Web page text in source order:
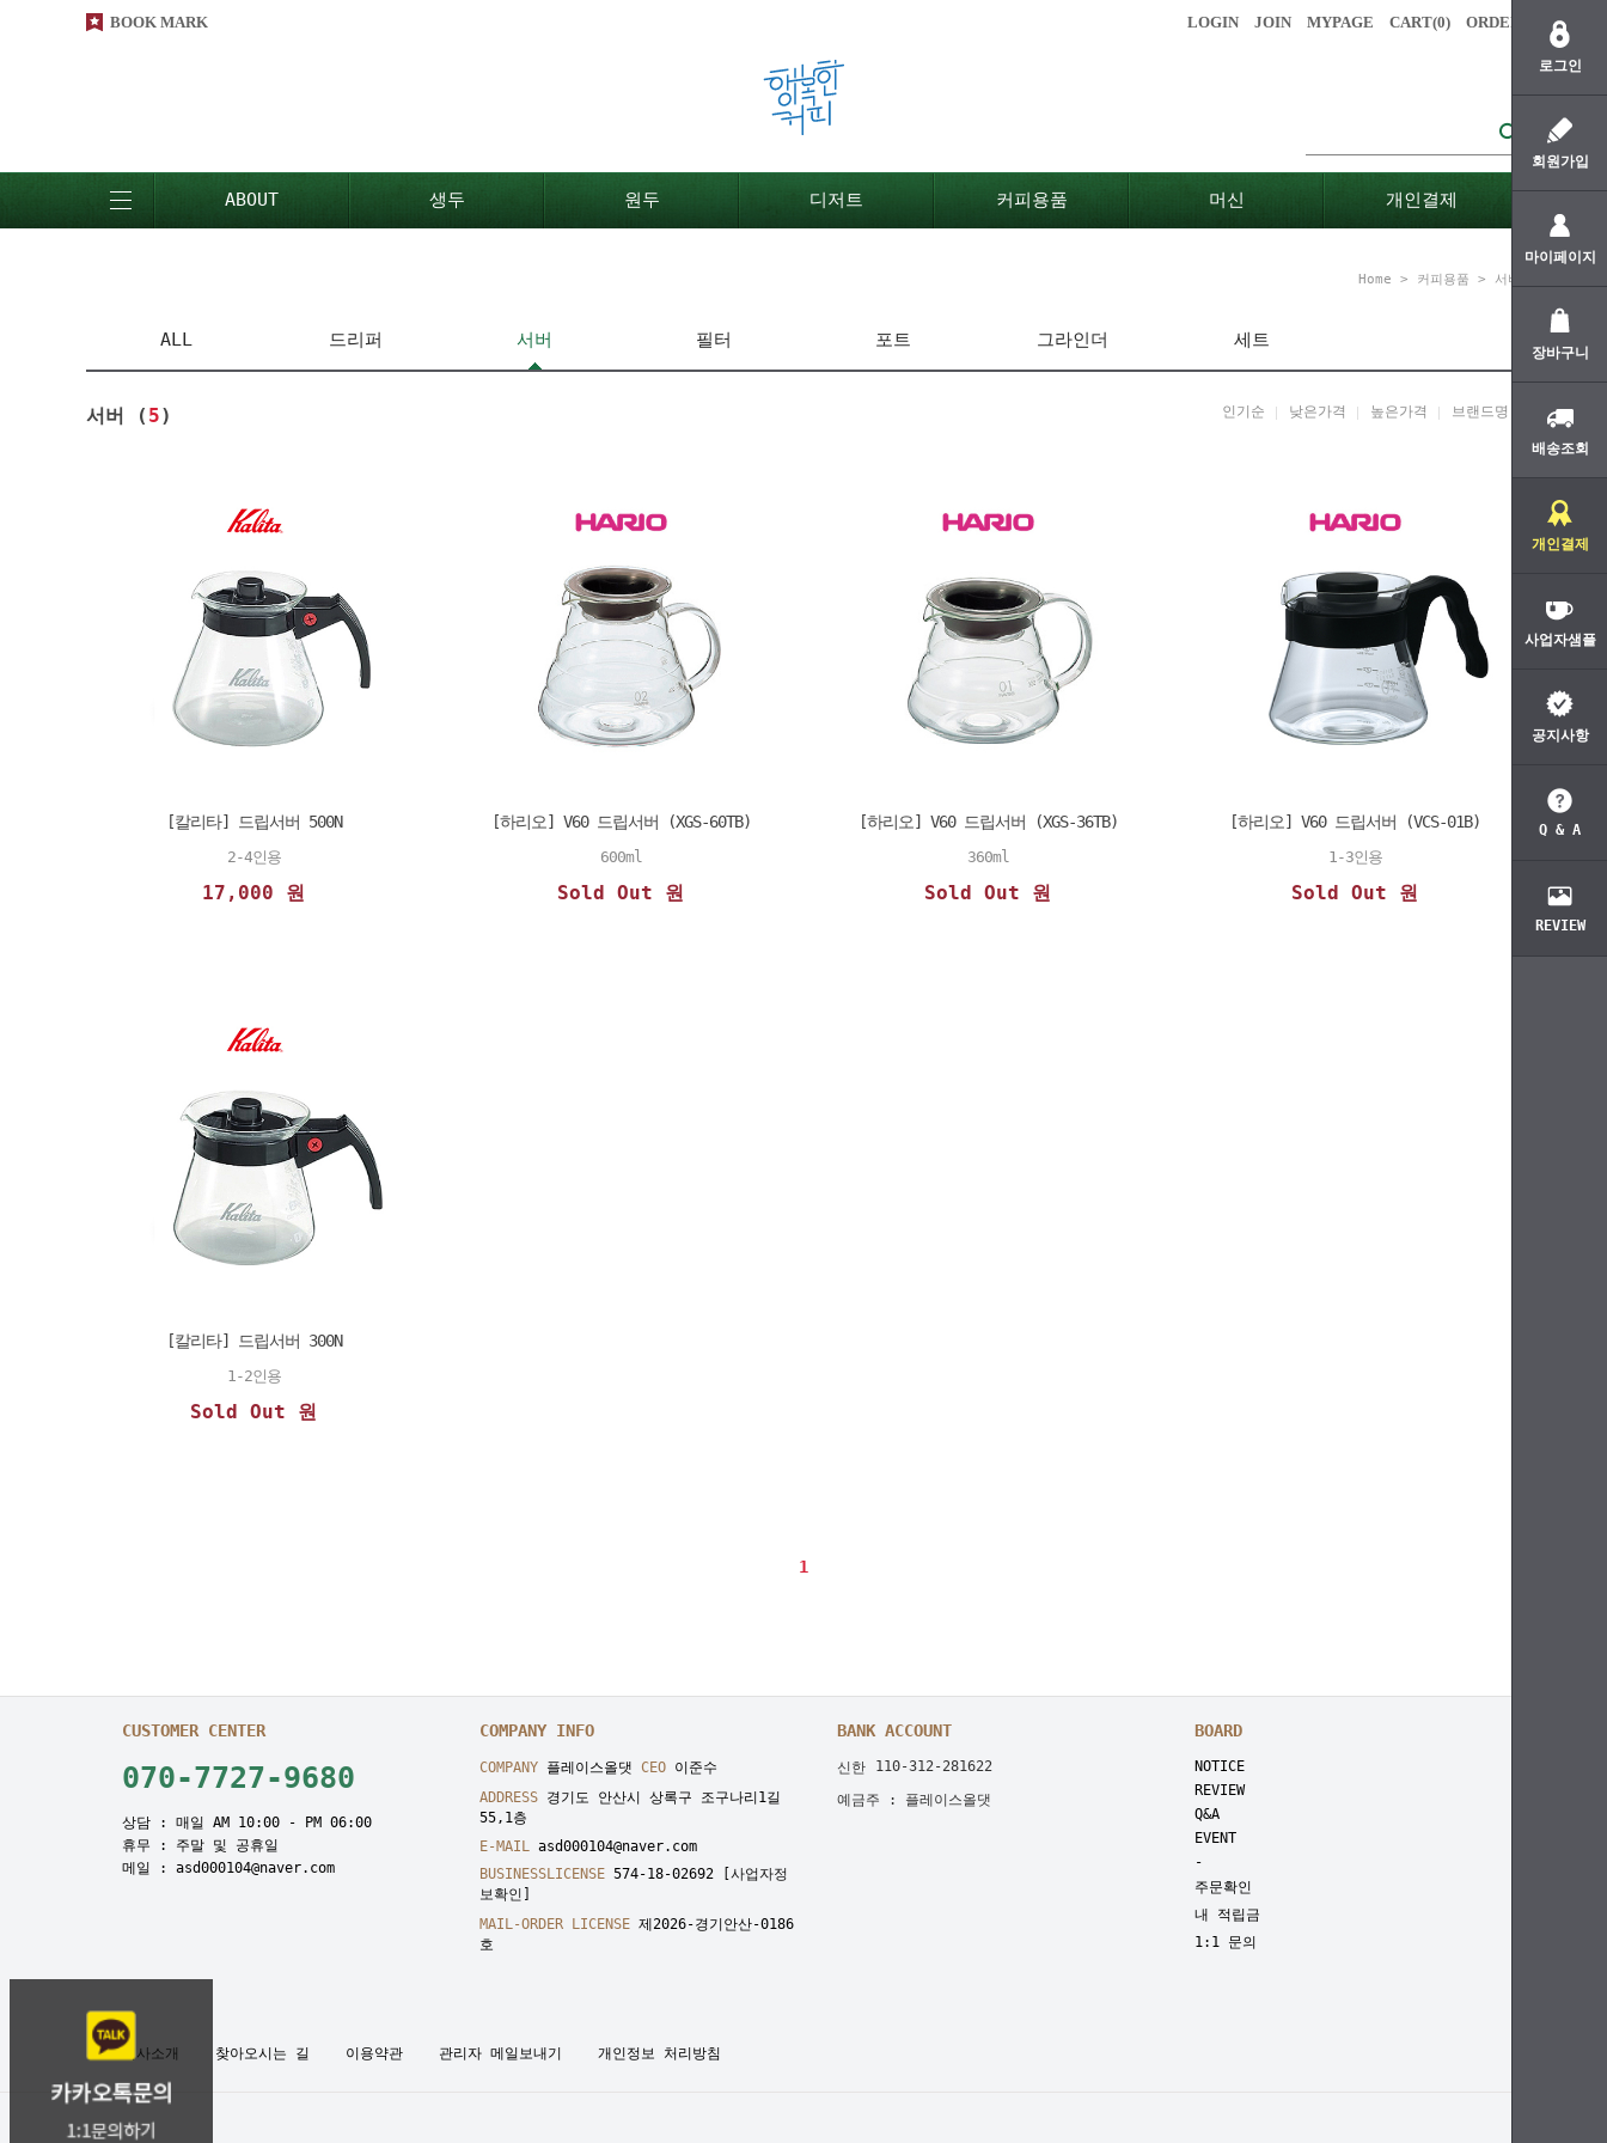
로그인
회원가입
마이페이지
장바구니
배송조회
개인결제
사업자샘플
공지사항
Q & A
REVIEW
BOOK MARK LOGIN JOIN MYPAGE CART(0) ORDER
ABOUT 생두 원두 디저트 커피용품 머신 개인결제
Home > 커피용품 > 서버
ALL 드리퍼 서버 필터 포트 그라인더 세트
서버 ( 5) 인기순 낮은가격 높은가격 브랜드명
[칼리타] 드립서버 500N
2-4인용
17,000 원
[하리오] V60 드립서버 (XGS-60TB)
600ml
Sold Out 원
[하리오] V60 드립서버 (XGS-36TB)
360ml
Sold Out 원
[하리오] V60 드립서버 (VCS-01B)
1-3인용
Sold Out 원
[칼리타] 드립서버 300N
1-2인용
Sold Out 원
1
CUSTOMER CENTER
070-7727-9680
상담 : 매일 AM 10:00 - PM 06:00
휴무 : 주말 및 공휴일
메일 : asd000104@naver.com
COMPANY INFO
COMPANY 플레이스올댓 CEO 이준수
ADDRESS 경기도 안산시 상록구 조구나리1길
55,1층
E-MAIL asd000104@naver.com
BUSINESSLICENSE 574-18-02692
[사업자정
보확인]
MAIL-ORDER LICENSE 제2026-경기안산-0186
호
BANK ACCOUNT
신한
110-312-281622
예금주 : 플레이스올댓
BOARD
NOTICE
REVIEW
Q&A
EVENT
-
주문확인
내 적립금
1:1 문의
회사소개 찾아오시는 길 이용약관 관리자 메일보내기 개인정보 처리방침